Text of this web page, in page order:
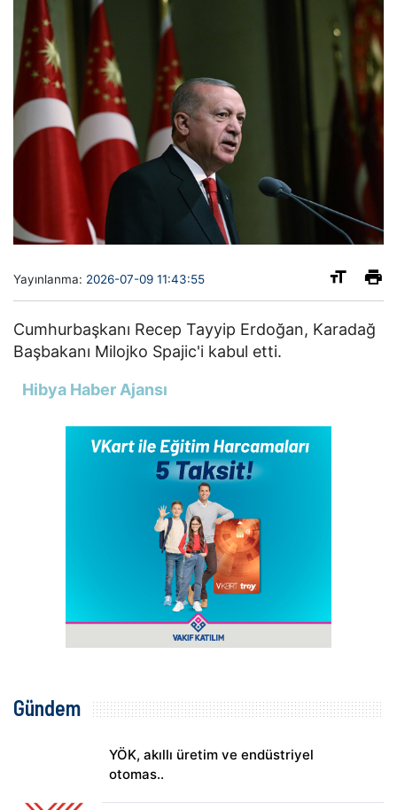
Yayınlanma: 2026-07-09 11:43:55
Cumhurbaşkanı Recep Tayyip Erdoğan, Karadağ
Başbakanı Milojko Spajic'i kabul etti.
Hibya Haber Ajansı
Gündem
YÖK, akıllı üretim ve endüstriyel
otomas..